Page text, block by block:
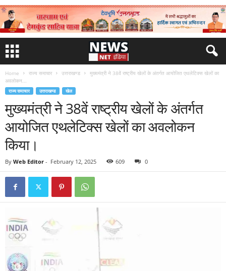
Home राज्य समाचार उत्तराखण्ड
मुख्यमंत्री ने 38वें राष्ट्रीय खेलों के अंतर्गत आयोजित एथलेटिक्स खेलों का
अवलोकन...
राज्य समाचार उत्तराखण्ड खेल
मुख्यमंत्री ने 38वें राष्ट्रीय खेलों के अंतर्गत
आयोजित एथलेटिक्स खेलों का अवलोकन
किया।
By Web Editor - February 12, 2025 609 0